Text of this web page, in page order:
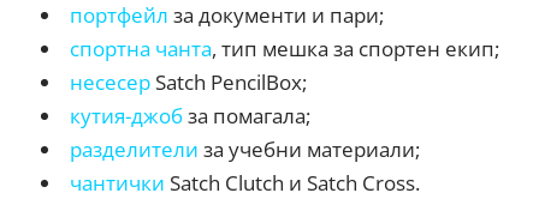
портфейл за документи и пари;
спортна чанта, тип мешка за спортен екип;
несесерSatch PencilBox;
кутия-джобза помагала;
разделителиза учебни материали;
чантички Satch Clutch и Satch Cross.